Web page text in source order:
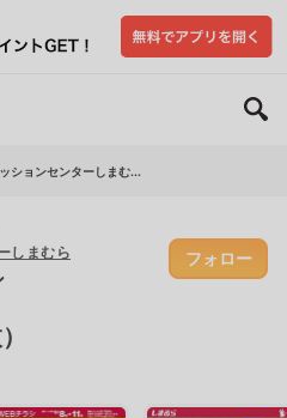
ションセンターしまむ...
しまむら
フォロー